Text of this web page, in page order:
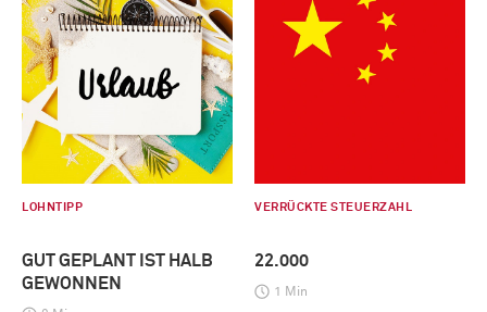
LOHNTIPP
GUT GEPLANT IST HALB
GEWONNEN
VERRÜCKTE STEUERZAHL
22.000
1 Min